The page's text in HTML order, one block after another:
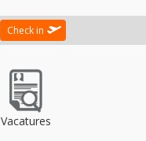
Check in
Vacatures